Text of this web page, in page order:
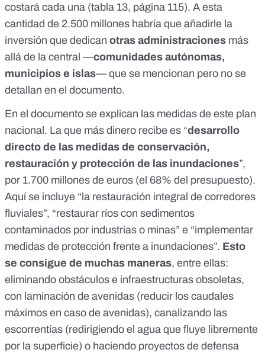
costará cada una (tabla 13, página 115). A esta
cantidad de 2.500 millones habría que añadirle la
inversión que dedican otras administraciones más
allá de la central —comunidades autónomas,
municipios e islas— que se mencionan pero no se
detallan en el documento.
En el documento se explican las medidas de este plan
nacional. La que más dinero recibe es “desarrollo
directo de las medidas de conservación,
restauración y protección de las inundaciones”,
por 1.700 millones de euros (el 68% del presupuesto).
Aquí se incluye “la restauración integral de corredores
fluviales”, “restaurar ríos con sedimentos
contaminados por industrias o minas” e “implementar
medidas de protección frente a inundaciones”. Esto
se consigue de muchas maneras, entre ellas:
eliminando obstáculos e infraestructuras obsoletas,
con laminación de avenidas (reducir los caudales
máximos en caso de avenidas), canalizando las
escorrentías (redirigiendo el agua que fluye libremente
por la superficie) o haciendo proyectos de defensa